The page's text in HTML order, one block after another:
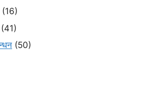
(16)
(41)
(50)